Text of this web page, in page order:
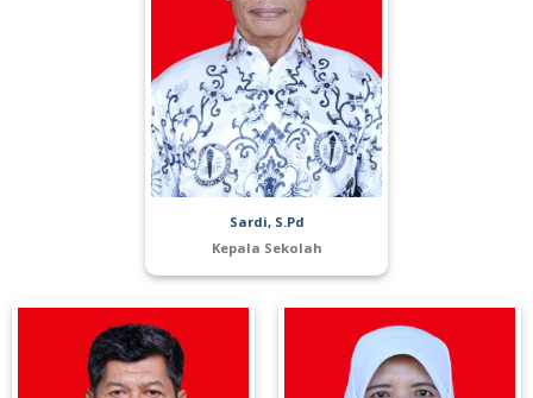
Sardi, S.Pd
Kepala Sekolah